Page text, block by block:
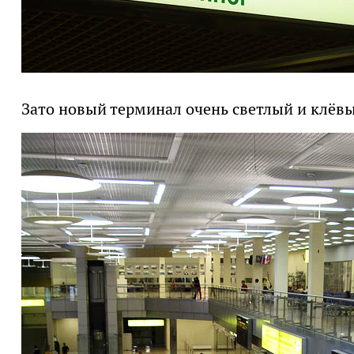
Зато новый терминал очень светлый и